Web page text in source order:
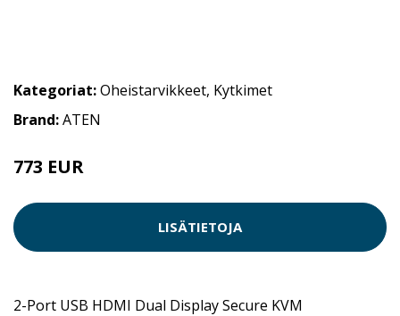
Kategoriat:Oheistarvikkeet, Kytkimet
Brand:ATEN
773 EUR
LISÄTIETOJA
2-Port USB HDMI Dual Display Secure KVM